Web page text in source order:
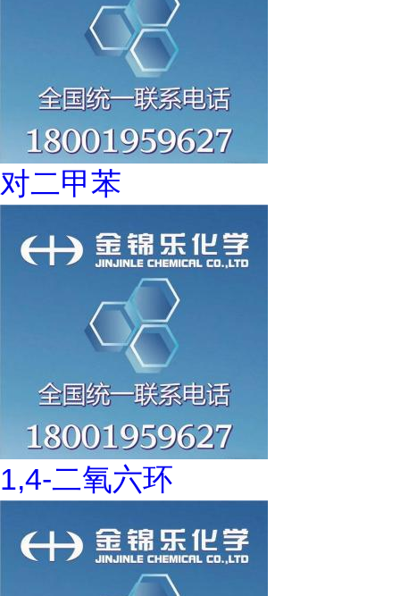
对二甲苯
1,4-二氧六环